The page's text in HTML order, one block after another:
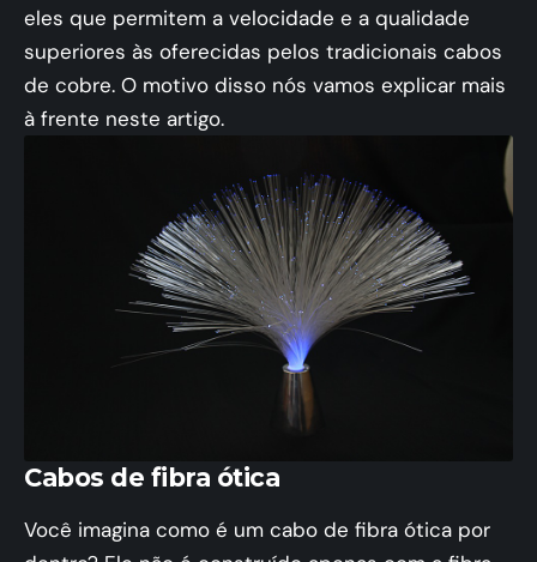
eles que permitem a velocidade e a qualidade
superiores às oferecidas pelos tradicionais cabos
de cobre. O motivo disso nós vamos explicar mais
à frente neste artigo.
Cabos de fibra ótica
Você imagina como é um cabo de fibra ótica por